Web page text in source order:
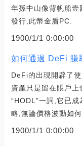
年孫中山像背帆船
發行,此幣金盾PC.
1900/1/1 0:00:00
如何通過 DeFi 賺
DeFi的出現開辟了
資產只是留在賬戶
“HODL”一詞,它已
略,無論價格波動如
1900/1/1 0:00:00